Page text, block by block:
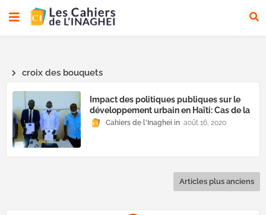
croix des bouquets
Impact des politiques publiques sur le
développement urbain en Haïti: Cas de la
commune de la croix des bouquets.
Cahiers de l'Inaghei août 16, 2020
Articles plus anciens